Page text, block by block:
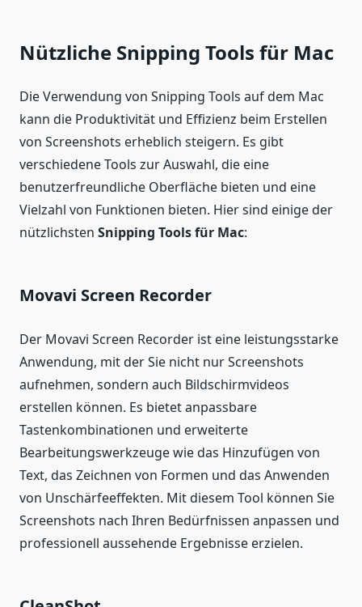
Nützliche Snipping Tools für Mac
Die Verwendung von Snipping Tools auf dem Mac
kann die Produktivität und Effizienz beim Erstellen
von Screenshots erheblich steigern. Es gibt
verschiedene Tools zur Auswahl, die eine
benutzerfreundliche Oberfläche bieten und eine
Vielzahl von Funktionen bieten. Hier sind einige der
nützlichsten Snipping Tools für Mac:
Movavi Screen Recorder
Der Movavi Screen Recorder ist eine leistungsstarke
Anwendung, mit der Sie nicht nur Screenshots
aufnehmen, sondern auch Bildschirmvideos
erstellen können. Es bietet anpassbare
Tastenkombinationen und erweiterte
Bearbeitungswerkzeuge wie das Hinzufügen von
Text, das Zeichnen von Formen und das Anwenden
von Unschärfeeffekten. Mit diesem Tool können Sie
Screenshots nach Ihren Bedürfnissen anpassen und
professionell aussehende Ergebnisse erzielen.